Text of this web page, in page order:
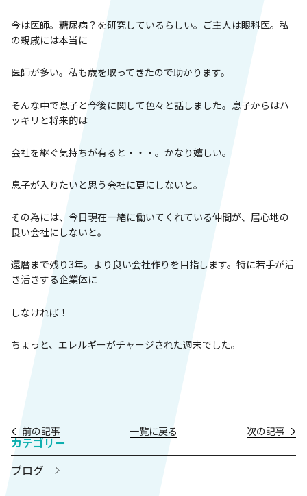
今は医師。糖尿病？を研究しているらしい。ご主人は眼科医。私
の親戚には本当に
医師が多い。私も歳を取ってきたので助かります。
そんな中で息子と今後に関して色々と話しました。息子からはハ
ッキリと将来的は
会社を継ぐ気持ちが有ると・・・。かなり嬉しい。
息子が入りたいと思う会社に更にしないと。
その為には、今日現在一緒に働いてくれている仲間が、居心地の
良い会社にしないと。
還暦まで残り3年。より良い会社作りを目指します。特に若手が活
き活きする企業体に
しなければ！
ちょっと、エレルギーがチャージされた週末でした。
前の記事 一覧に戻る 次の記事
カテゴリー
ブログ